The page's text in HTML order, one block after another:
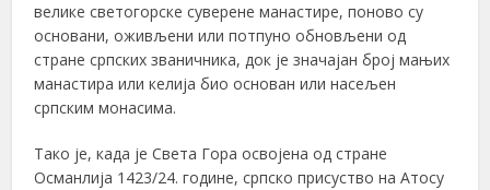
велике светогорске суверене манастире, поново су
основани, оживљени или потпуно обновљени од
стране српских званичника, док је значајан број мањих
манастира или келија био основан или насељен
српским монасима.
Тако је, када је Света Гора освојена од стране
Османлија 1423/24. године, српско присуство на Атосу